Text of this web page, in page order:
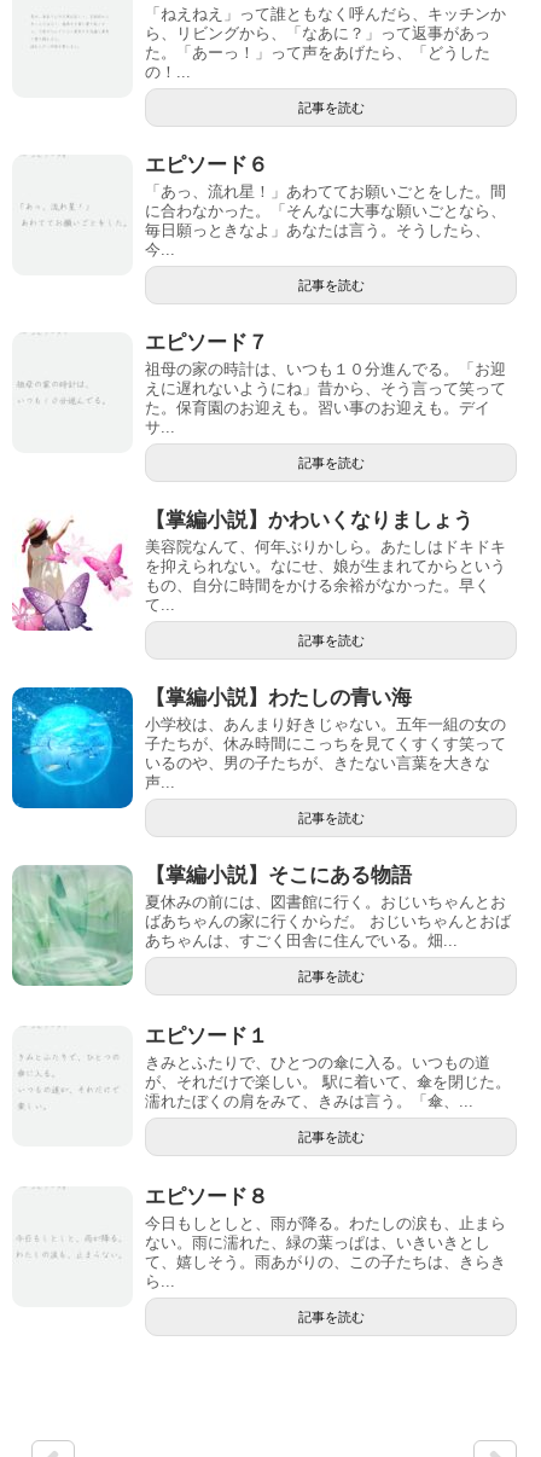
「ねえねえ」って誰ともなく呼んだら、キッチンか
ら、リビングから、「なあに？」って返事があっ
た。「あーっ！」って声をあげたら、「どうした
の！...
記事を読む
エピソード６
「あっ、流れ星！」あわててお願いごとをした。間
に合わなかった。「そんなに大事な願いごとなら、
毎日願っときなよ」あなたは言う。そうしたら、
今...
記事を読む
エピソード７
祖母の家の時計は、いつも１０分進んでる。「お迎
えに遅れないようにね」昔から、そう言って笑って
た。保育園のお迎えも。習い事のお迎えも。デイ
サ...
記事を読む
【掌編小説】かわいくなりましょう
美容院なんて、何年ぶりかしら。あたしはドキドキ
を抑えられない。なにせ、娘が生まれてからという
もの、自分に時間をかける余裕がなかった。早く
て...
記事を読む
【掌編小説】わたしの青い海
小学校は、あんまり好きじゃない。五年一組の女の
子たちが、休み時間にこっちを見てくすくす笑って
いるのや、男の子たちが、きたない言葉を大きな
声...
記事を読む
【掌編小説】そこにある物語
夏休みの前には、図書館に行く。おじいちゃんとお
ばあちゃんの家に行くからだ。 おじいちゃんとおば
あちゃんは、すごく田舎に住んでいる。畑...
記事を読む
エピソード１
きみとふたりで、ひとつの傘に入る。いつもの道
が、それだけで楽しい。 駅に着いて、傘を閉じた。
濡れたぼくの肩をみて、きみは言う。「傘、...
記事を読む
エピソード８
今日もしとしと、雨が降る。わたしの涙も、止まら
ない。雨に濡れた、緑の葉っぱは、いきいきとし
て、嬉しそう。雨あがりの、この子たちは、きらき
ら...
記事を読む